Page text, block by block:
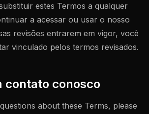
estes Termos a qualquer
a acessar ou usar o nosso
revisões entrarem em vigor, você
vinculado pelos termos revisados.
contato conosco
about these Terms, please